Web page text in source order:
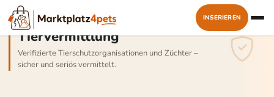
INSERIEREN
Tiervermittlung
Verifizierte Tierschutzorganisationen und Züchter –
sicher und seriös vermittelt.